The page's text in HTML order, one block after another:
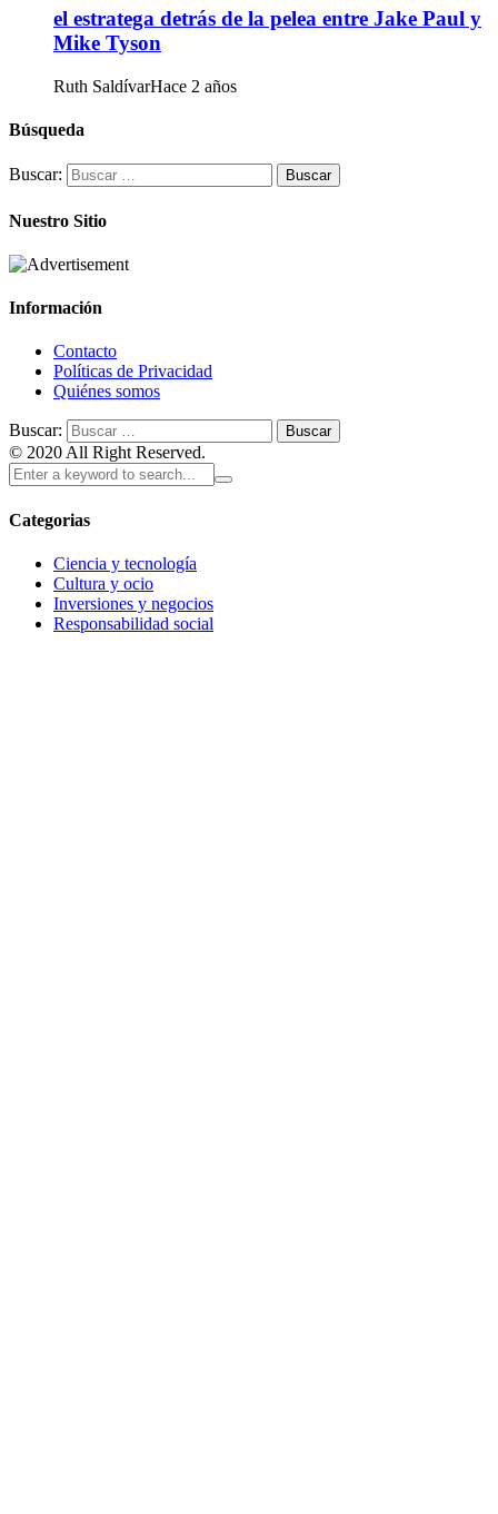
el estratega detrás de la pelea entre Jake Paul y
Mike Tyson
Ruth SaldívarHace 2 años
Búsqueda
Buscar:
Nuestro Sitio
Información
Contacto
Políticas de Privacidad
Quiénes somos
Buscar:
© 2020 All Right Reserved.
Categorias
Ciencia y tecnología
Cultura y ocio
Inversiones y negocios
Responsabilidad social